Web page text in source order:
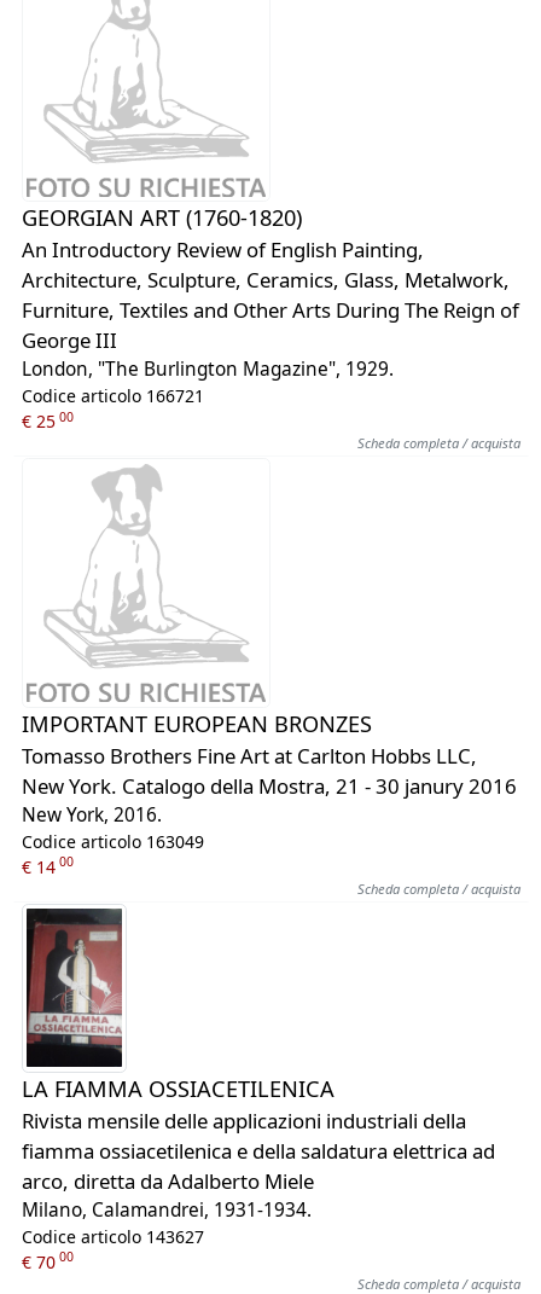
GEORGIAN ART (1760-1820)
An Introductory Review of English Painting,
Architecture, Sculpture, Ceramics, Glass, Metalwork,
Furniture, Textiles and Other Arts During The Reign of
George III
London, "The Burlington Magazine", 1929.
Codice articolo 166721
€ 25 00
Scheda completa / acquista
IMPORTANT EUROPEAN BRONZES
Tomasso Brothers Fine Art at Carlton Hobbs LLC,
New York. Catalogo della Mostra, 21 - 30 janury 2016
New York, 2016.
Codice articolo 163049
€ 14 00
Scheda completa / acquista
LA FIAMMA OSSIACETILENICA
Rivista mensile delle applicazioni industriali della
fiamma ossiacetilenica e della saldatura elettrica ad
arco, diretta da Adalberto Miele
Milano, Calamandrei, 1931-1934.
Codice articolo 143627
€ 7000
Scheda completa / acquista